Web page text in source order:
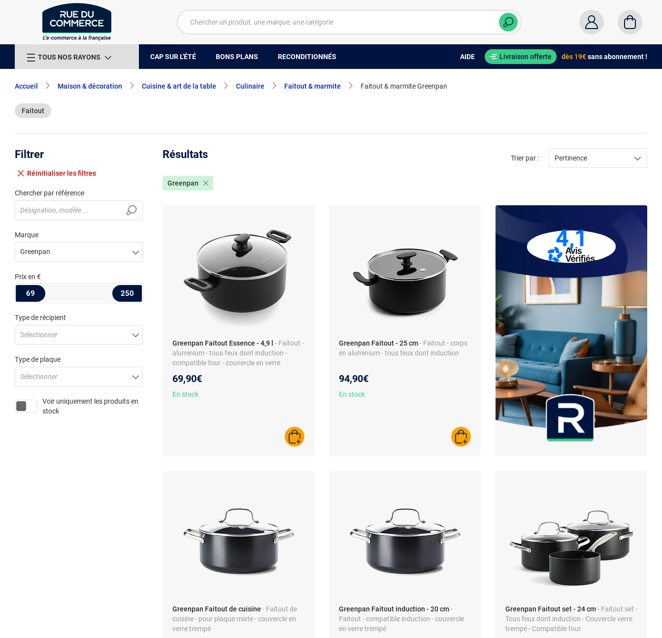
TOUS NOS RAYONS CAP SUR L'ÉTÉ BONS PLANS RECONDITIONNÉS AIDE Livraison offerte dès 19€sans abonnement !
Accueil Maison & décoration Cuisine & art de la table Culinaire Faitout & marmite Faitout & marmite Greenpan
Faitout
Filtrer
Réinitialiser les filtres
Chercher par référence
Marque
Greenpan
Prixen €
69 250
Type de récipient
Sélectionner
Type de plaque
Sélectionner
Voir uniquement les produits en
stock
Résultats
Greenpan
Trier par : Pertinence
Greenpan Faitout Essence - 4,9 l
- Faitout -
aluminium - tous feux dont induction -
compatible four - couvercle en verre
69,90€
En stock
AJOUTER AU PANIER
Greenpan Faitout - 25 cm- Faitout - corps
en aluminium - tous feux dont induction
94,90€
En stock
AJOUTER AU PANIER
4,1
Greenpan Faitout de cuisine - Faitout de
cuisine - pour plaque mixte - couvercle en
verre trempé
Greenpan Faitout induction - 20 cm-
Faitout - compatible induction - couvercle
en verre trempé
Greenpan Faitout set - 24 cm- Faitout set -
Tous feux dont induction - Couvercle verre
trempé - Compatible four